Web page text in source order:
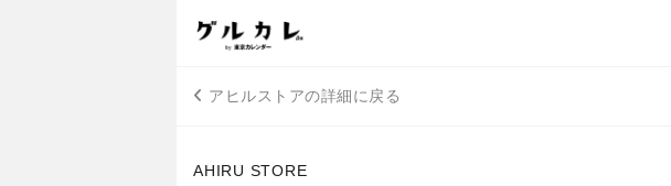
アヒルストアの詳細に戻る
AHIRU STORE